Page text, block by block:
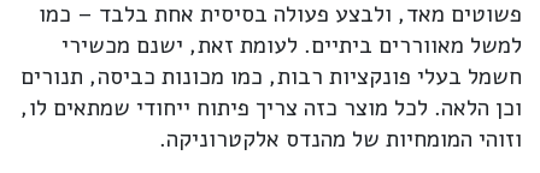
פשוטים מאד, ולבצע פעולה בסיסית אחת בלבד – כמו
למשל מאווררים ביתיים. לעומת זאת, ישנם מכשירי
חשמל בעלי פונקציות רבות, כמו מכונות כביסה, תנורים
וכן הלאה. לכל מוצר כזה צריך פיתוח ייחודי שמתאים לו,
וזוהי המומחיות של מהנדס אלקטרוניקה.